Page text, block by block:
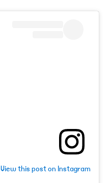
View this post on Instagram